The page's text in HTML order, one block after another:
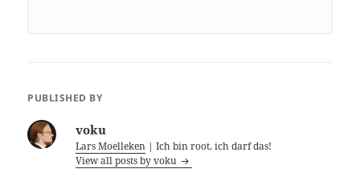
PUBLISHED BY
voku
Lars Moelleken | Ich bin root, ich darf das!
View all posts by voku